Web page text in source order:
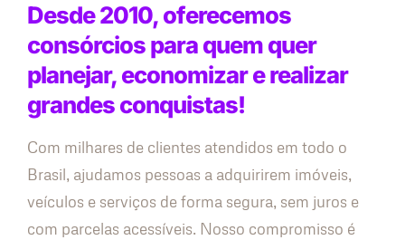
Desde 2010, oferecemos
consórcios para quem quer
planejar, economizar e realizar
grandes conquistas!
Com milhares de clientes atendidos em todo o
Brasil, ajudamos pessoas a adquirirem imóveis,
veículos e serviços de forma segura, sem juros e
com parcelas acessíveis. Nosso compromisso é